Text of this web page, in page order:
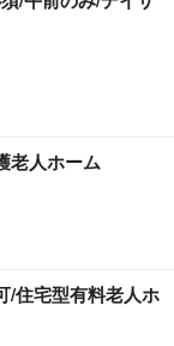
老人ホーム
/住宅型有料老人ホ